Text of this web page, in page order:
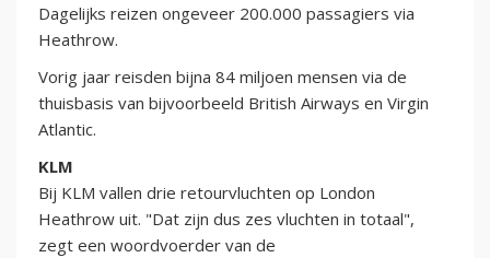
Dagelijks reizen ongeveer 200.000 passagiers via
Heathrow.
Vorig jaar reisden bijna 84 miljoen mensen via de
thuisbasis van bijvoorbeeld British Airways en Virgin
Atlantic.
KLM
Bij KLM vallen drie retourvluchten op London
Heathrow uit. "Dat zijn dus zes vluchten in totaal",
zegt een woordvoerder van de